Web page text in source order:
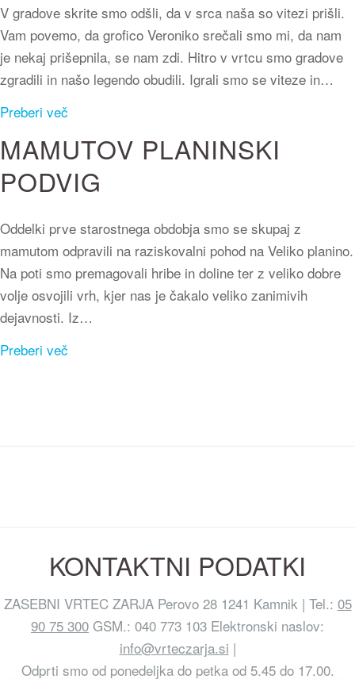
V gradove skrite smo odšli, da v srca naša so vitezi prišli.
Vam povemo, da grofico Veroniko srečali smo mi, da nam
je nekaj prišepnila, se nam zdi. Hitro v vrtcu smo gradove
zgradili in našo legendo obudili. Igrali smo se viteze in…
Preberi več
MAMUTOV PLANINSKI
PODVIG
Oddelki prve starostnega obdobja smo se skupaj z
mamutom odpravili na raziskovalni pohod na Veliko planino.
Na poti smo premagovali hribe in doline ter z veliko dobre
volje osvojili vrh, kjer nas je čakalo veliko zanimivih
dejavnosti. Iz…
Preberi več
KONTAKTNI PODATKI
ZASEBNI VRTEC ZARJA Perovo 28 1241 Kamnik | Tel.: 05
90 75 300 GSM.: 040 773 103 Elektronski naslov:
info@vrteczarja.si |
Odprti smo od ponedeljka do petka od 5.45 do 17.00.